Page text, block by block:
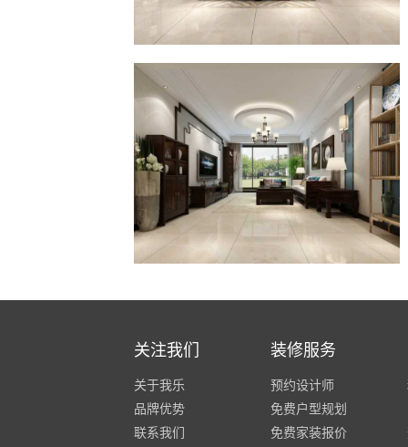
紫气钟山
设计师：6
北欧风格
三室两厅 | 90平
预约设计 在线咨询
设计师：5
现代简约
跃层 | 160平米
预约设计 在线咨询
关注我们
关于我乐
品牌优势
联系我们
装修服务
预约设计师
免费户型规划
免费家装报价